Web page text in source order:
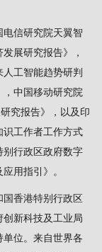
信研究院天翼智
展研究报告》，
工智能趋势研判
中国移动研究院
究报告》，以及印
识工作者工作方式
别行政区政府数字
用指引》。
香港特别行政区
新科技及工业局
位。来自世界各